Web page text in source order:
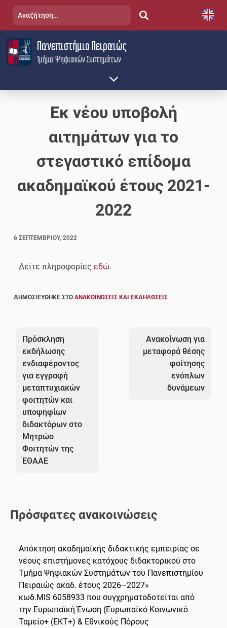
content
Τμήμα Ψηφιακών Συστημάτων
Πανεπιστήμιο Πειραιώς
Αναζήτηση
Εκ νέου υποβολή
αιτημάτων για το
στεγαστικό επίδομα
ακαδημαϊκού έτους 2021-
2022
6 ΣΕΠΤΕΜΒΡΊΟΥ, 2022
Δείτε πληροφορίεςεδώ.
ΔΗΜΟΣΙΕΎΘΗΚΕ ΣΤΟΑΝΑΚΟΙΝΏΣΕΙΣ ΚΑΙ ΕΚΔΗΛΏΣΕΙΣ
άρθρων
Πρόσκληση
εκδήλωσης
ενδιαφέροντος
για εγγραφή
μεταπτυχιακών
φοιτητών και
υποψηφίων
διδακτόρων στο
Μητρώο
Φοιτητών της
ΕΘΑΑΕ
Ανακοίνωση για
μεταφορά θέσης
φοίτησης
ενόπλων
δυνάμεων
Πρόσφατες ανακοινώσεις
Απόκτηση ακαδημαϊκής διδακτικής εμπειρίας σε
νέους επιστήμονες κατόχους διδακτορικού στο
Τμήμα Ψηφιακών Συστημάτων του Πανεπιστημίου
Πειραιώς ακαδ. έτους 2026–2027»
κωδ.MIS 6058933 που συγχρηματοδοτείται από
την Ευρωπαϊκή Ένωση (Ευρωπαϊκό Κοινωνικό
Ταμείο+ (ΕΚΤ+) & Εθνικούς Πόρους